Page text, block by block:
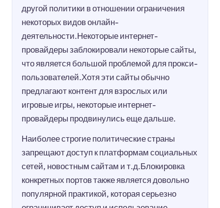
другой политики в отношении ограничения
некоторых видов онлайн-
деятельности.Некоторые интернет-
провайдеры заблокировали некоторые сайты,
что является большой проблемой для прокси-
пользователей.Хотя эти сайты обычно
предлагают контент для взрослых или
игровые игры, некоторые интернет-
провайдеры продвинулись еще дальше.
Наиболее строгие политические страны
запрещают доступ к платформам социальных
сетей, новостным сайтам и т.д.Блокировка
конкретных портов также является довольно
популярной практикой, которая серьезно